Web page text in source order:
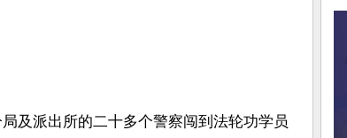
及派出所的二十多个警察闯到法轮功学员